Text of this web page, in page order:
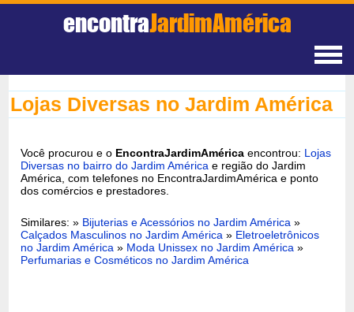
encontraJardimAmérica
Lojas Diversas no Jardim América
Você procurou e o EncontraJardimAmérica encontrou: Lojas
Diversas no bairro do Jardim América e região do Jardim
América, com telefones no EncontraJardimAmérica e ponto
dos comércios e prestadores.
Similares: » Bijuterias e Acessórios no Jardim América »
Calçados Masculinos no Jardim América » Eletroeletrônicos
no Jardim América » Moda Unissex no Jardim América »
Perfumarias e Cosméticos no Jardim América